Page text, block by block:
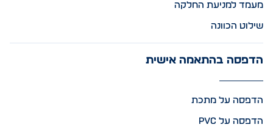
מעמד למניעת החלקה
שילוט הכוונה
הדפסה בהתאמה אישית
הדפסה על מתכת
הדפסה על PVC